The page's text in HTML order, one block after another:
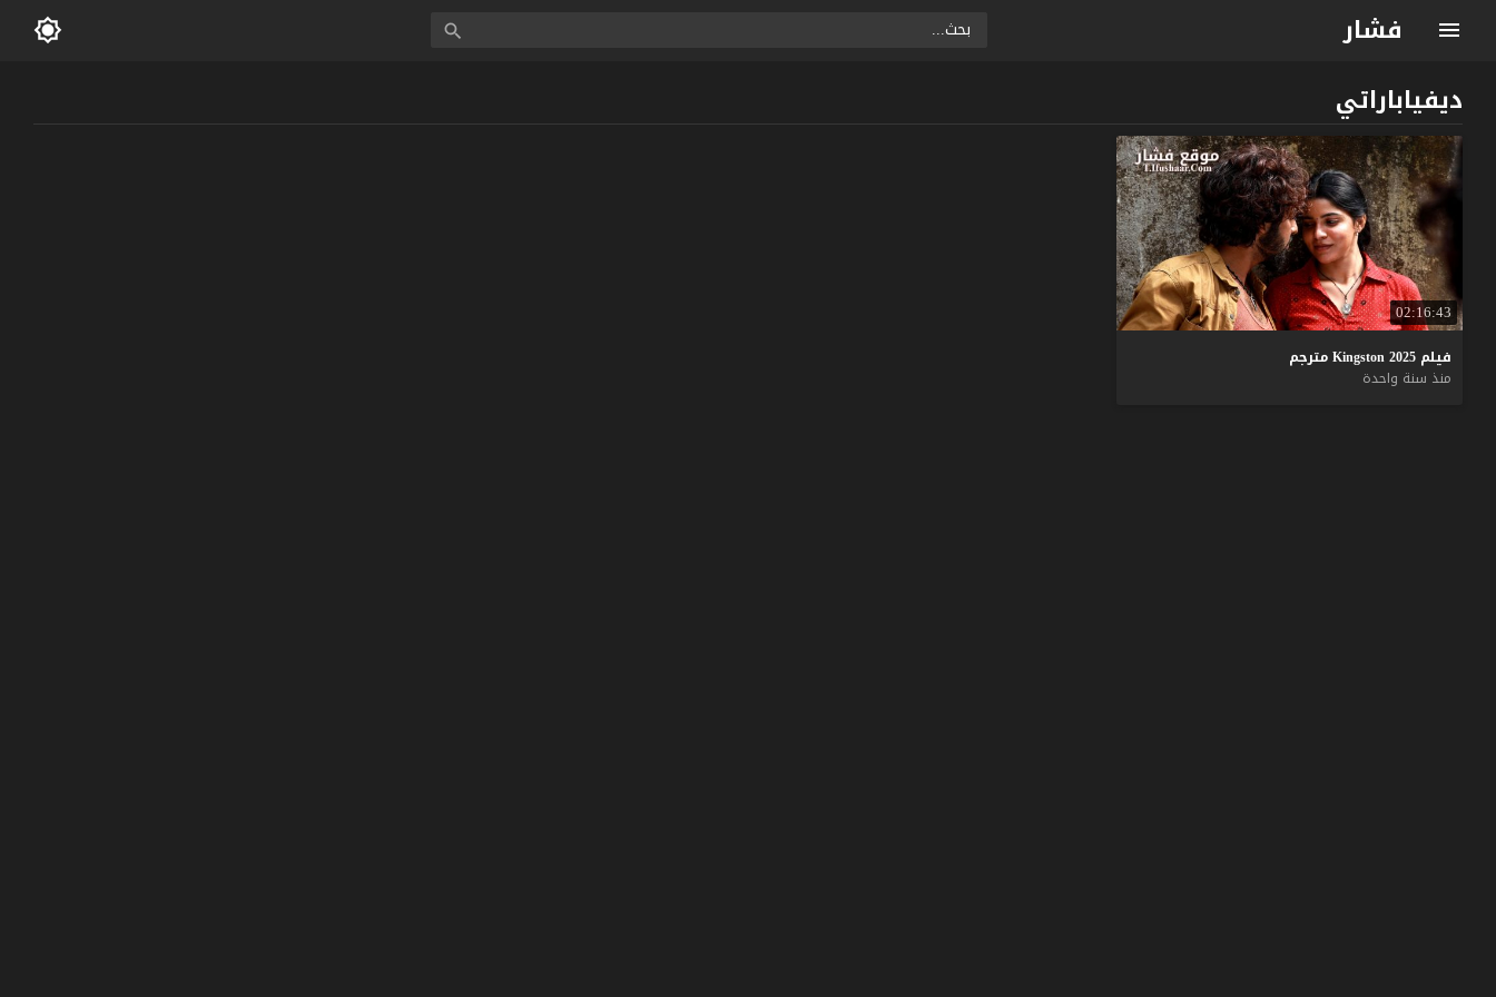
فشار
ديفياباراتي
02:16:43
فيلم Kingston2025
مترجم
منذ سنة واحدة